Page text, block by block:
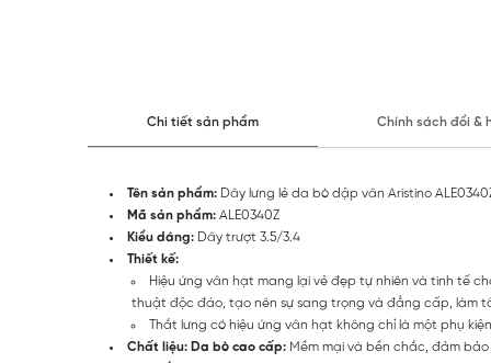
Chi tiết sản phẩm Chính sách đổi &
Tên sản phẩm: Dây lưng lẻ da bò dập vân Aristino
Mã sản phẩm: ALE0340Z
Kiểu dáng: Dây trượt 3.5/3.4
Thiết kế:
Hiệu ứng vân hạt mang lại vẻ đẹp tự nhiên và tinh tế
thuật độc đáo, tạo nên sự sang trọng và đẳng cấp, làm
Thắt lưng có hiệu ứng vân hạt không chỉ là một phụ
Chất liệu: Da bò cao cấp: Mềm mại và bền chắc, đảm